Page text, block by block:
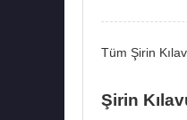
Tüm Şirin
Şirin